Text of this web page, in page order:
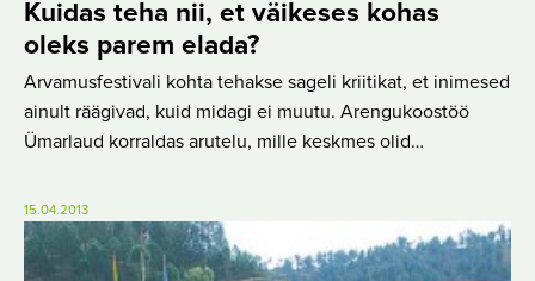
Kuidas teha nii, et väikeses kohas
oleks parem elada?
Arvamusfestivali kohta tehakse sageli kriitikat, et inimesed
ainult räägivad, kuid midagi ei muutu. Arengukoostöö
Ümarlaud korraldas arutelu, mille keskmes olid…
15.04.2013